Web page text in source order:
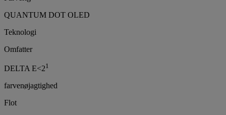
QUANTUM DOT OLED
Teknologi
Omfatter
DELTA E<21
farvenøjagtighed
Flot